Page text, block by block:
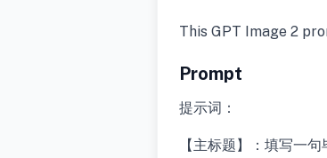
This GPT Image 2
Prompt
提示词：
【主标题】：填写一